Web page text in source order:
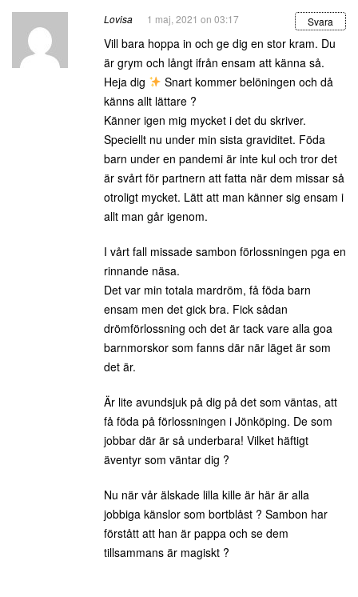
Lovisa 1 maj, 2021 on 03:17 Svara
Vill bara hoppa in och ge dig en stor kram. Du
är grym och långt ifrån ensam att känna så.
Heja dig
Snart kommer belöningen och då
känns allt lättare ?
Känner igen mig mycket i det du skriver.
Speciellt nu under min sista graviditet. Föda
barn under en pandemi är inte kul och tror det
är svårt för partnern att fatta när dem missar så
otroligt mycket. Lätt att man känner sig ensam i
allt man går igenom.
I vårt fall missade sambon förlossningen pga en
rinnande näsa.
Det var min totala mardröm, få föda barn
ensam men det gick bra. Fick sådan
drömförlossning och det är tack vare alla goa
barnmorskor som fanns där när läget är som
det är.
Är lite avundsjuk på dig på det som väntas, att
få föda på förlossningen i Jönköping. De som
jobbar där är så underbara! Vilket häftigt
äventyr som väntar dig ?
Nu när vår älskade lilla kille är här är alla
jobbiga känslor som bortblåst ? Sambon har
förstått att han är pappa och se dem
tillsammans är magiskt ?